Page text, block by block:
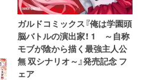
ガルドコミックス『俺は学園頭
脳バトルの演出家！ 1 ～自称
モブが陰から描く最強主人公
無 双シナリオ～』発売記念 フ
ェア